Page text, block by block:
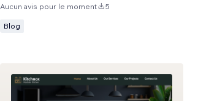
Aucun avis pour le moment 5
Blog